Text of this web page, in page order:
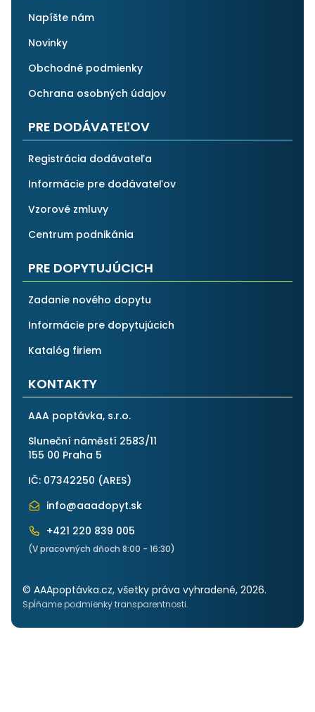
Napíšte nám
Novinky
Obchodné podmienky
Ochrana osobných údajov
PRE DODÁVATEĽOV
Registrácia dodávateľa
Informácie pre dodávateľov
Vzorové zmluvy
Centrum podnikánia
PRE DOPYTUJÚCICH
Zadanie nového dopytu
Informácie pre dopytujúcich
Katalóg firiem
KONTAKTY
AAA poptávka, s.r.o.
Sluneční náměstí 2583/11
155 00 Praha 5
IČ: 07342250 (ARES)
info@aaadopyt.sk
+421 220 839 005
(V pracovných dňoch 8:00 - 16:30)
© AAApoptávka.cz, všetky práva vyhradené, 2026.
Spĺňame podmienky transparentnosti.